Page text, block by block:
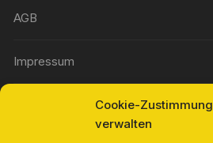
Cookie-Zustimmung
verwalten
AGB
Impressum
Widerrufsbelehrung